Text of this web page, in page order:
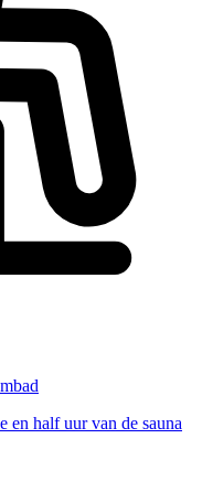
en half uur van de sauna